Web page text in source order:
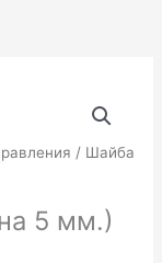
/ Шайба
5 мм.)